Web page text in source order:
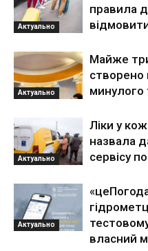
Актуально
правила
Актуально
Майже
створено
Актуально
Ліки у
назвала
сервісу
Актуально
власний